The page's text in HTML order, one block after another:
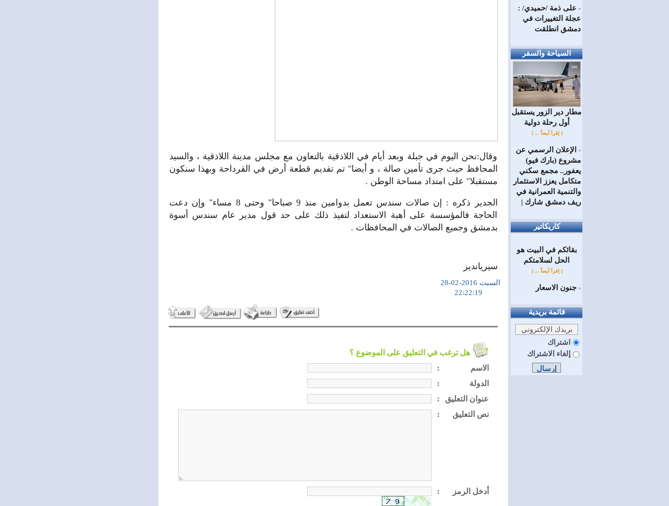
وقال:نحن اليوم في جبلة وبعد أيام في اللاذقية بالتعاون مع مجلس مدينة اللاذقية ، والسيد
المحافظ حيث جرى تأمين صالة ، و أيضا" تم تقديم قطعة أرض في القرداحة وبهذا سنكون
مستقبلا" على امتداد مساحة الوطن .
الجدير ذكره : إن صالات سندس تعمل بدوامين منذ 9 صباحا" وحتى 8 مساء" وإن دعت
الحاجة فالمؤسسة على أهبة الاستعداد لتفيذ ذلك على حد قول مدير عام سندس أسوة
بدمشق وجميع الصالات في المحافظات .
سيريانديز
السبت 2016-02-28
هل ترغب في التعليق على الموضوع ؟
:
الاسم
:
الدولة
:
عنوان التعليق
:
نص التعليق
: أدخل الرمز
= على ذمة /حميدي/ :
عجلة التغييرات في
دمشق انطلقت
السياحة والسفر
مطار دير الزور يستقبل
أول رحلة دولية
[ إقرأ أيضاً ... ]
=
الإعلان الرسمي عن
مشروع (بارك فيو)
يعفور.. مجمع سكني
متكامل يعزز الاستثمار
والتنمية العمرانية في
ريف دمشق شارك |
كاريكاتير
بقائكم في البيت هو
الحل لسلامتكم
[ إقرأ أيضاً ... ]
= جنون الاسعار
قائمة بريدية
اشتراك
إلغاء الاشتراك